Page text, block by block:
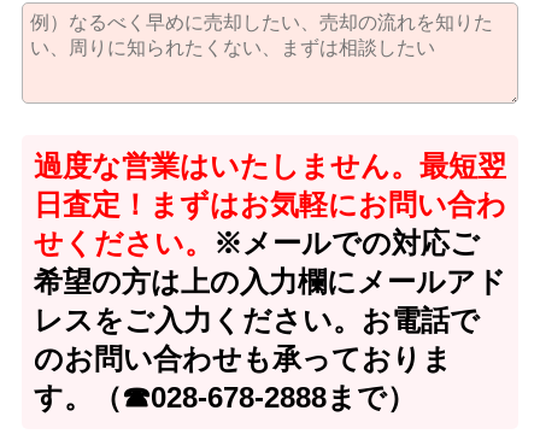
過度な営業はいたしません。最短翌
日査定！まずはお気軽にお問い合わ
せください。
※メールでの対応ご
希望の方は上の入力欄にメールアド
レスをご入力ください。お電話で
のお問い合わせも承っておりま
す。（☎028-678-2888まで）